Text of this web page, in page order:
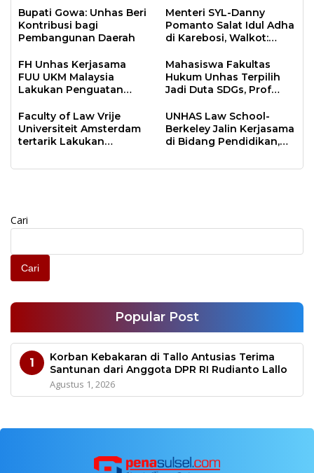
Bupati Gowa: Unhas Beri
Kontribusi bagi
Pembangunan Daerah
Menteri SYL-Danny
Pomanto Salat Idul Adha
di Karebosi, Walkot:
FH Unhas Kerjasama
FUU UKM Malaysia
Lakukan Penguatan
Monev Student
Exchange Kelas
Internasional
Mahasiswa Fakultas
Hukum Unhas Terpilih
Jadi Duta SDGs, Prof
Membanggakan
Faculty of Law Vrije
Universiteit Amsterdam
tertarik Lakukan
dengan Unhas
UNHAS Law School-
Berkeley Jalin Kerjasama
di Bidang Pendidikan,
Cari
Cari
Popular Post
1
Korban Kebakaran di Tallo Antusias Terima
Santunan dari Anggota DPR RI Rudianto Lallo
Agustus 1, 2026